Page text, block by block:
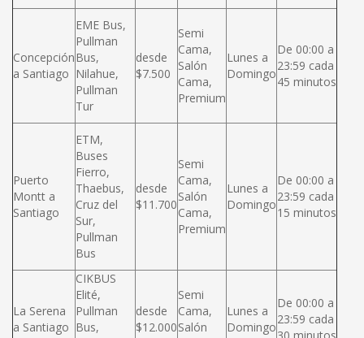
Concepción
a Santiago
EME Bus,
Pullman
Bus,
Nilahue,
Pullman
Tur
desde
$7.500
Semi
Cama,
Salón
Cama,
Premium
Lunes a
Domingo
De 00:00 a
23:59 cada
45 minutos
Puerto
Montt a
Santiago
ETM,
Buses
Fierro,
Thaebus,
Cruz del
Sur,
Pullman
Bus
desde
$11.700
Semi
Cama,
Salón
Cama,
Premium
Lunes a
Domingo
De 00:00 a
23:59 cada
15 minutos
La Serena
a Santiago
CIKBUS
Elité,
Pullman
Bus,
desde
$12.000
Semi
Cama,
Salón
Lunes a
Domingo
De 00:00 a
23:59 cada